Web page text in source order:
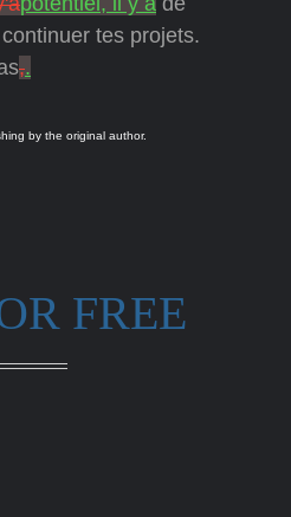
tes projets.
,.
by the original author.
FREE